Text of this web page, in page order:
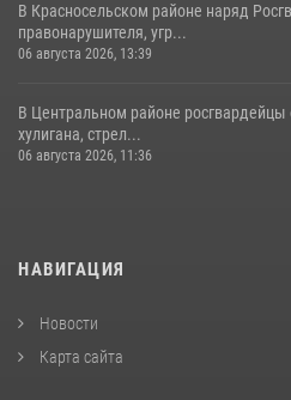
В Красносельском районе наряд
правонарушителя, угр...
06 августа 2026, 13:39
В Центральном районе
хулигана, стрел...
06 августа 2026, 11:36
НАВИГАЦИЯ
Новости
Карта сайта